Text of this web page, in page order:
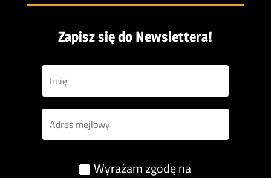
Zapisz się do Newslettera!
Wyrażam zgodę na